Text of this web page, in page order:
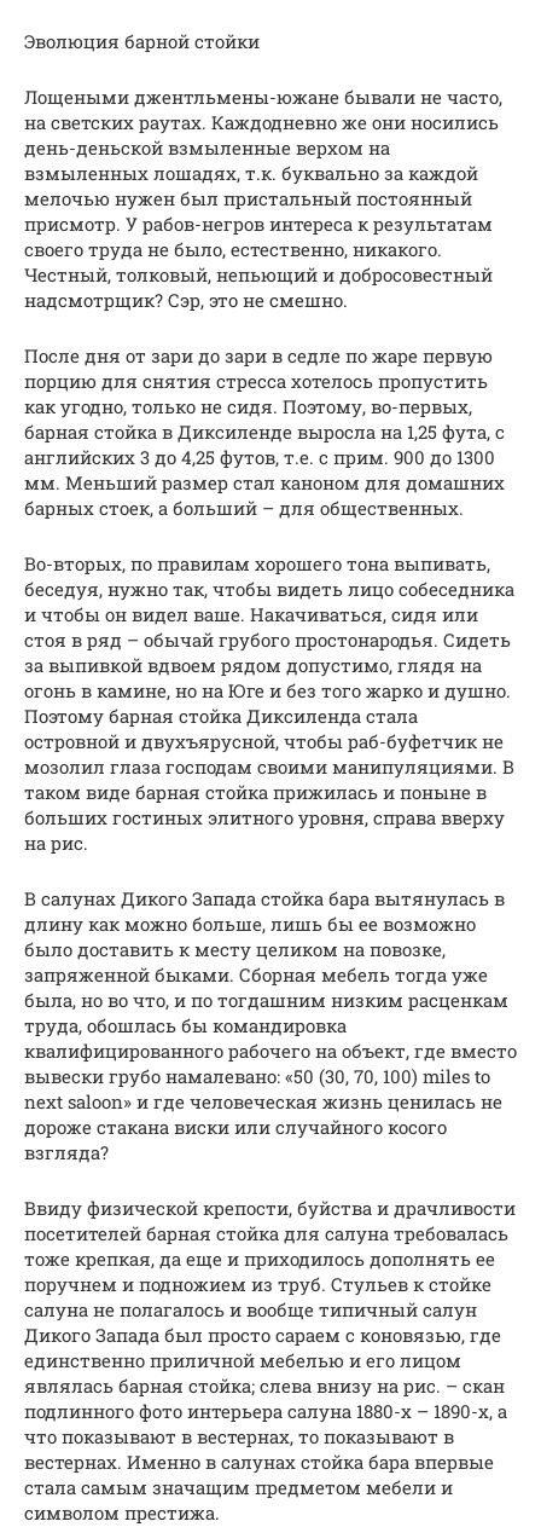
Эволюция барной стойки
Лощеными джентльмены-южане бывали не часто,
на светских раутах. Каждодневно же они носились
день-деньской взмыленные верхом на
взмыленных лошадях, т.к. буквально за каждой
мелочью нужен был пристальный постоянный
присмотр. У рабов-негров интереса к результатам
своего труда не было, естественно, никакого.
Честный, толковый, непьющий и добросовестный
надсмотрщик? Сэр, это не смешно.
После дня от зари до зари в седле по жаре первую
порцию для снятия стресса хотелось пропустить
как угодно, только не сидя. Поэтому, во-первых,
барная стойка в Диксиленде выросла на 1,25 фута, с
английских 3 до 4,25 футов, т.е. с прим. 900 до 1300
мм. Меньший размер стал каноном для домашних
барных стоек, а больший – для общественных.
Во-вторых, по правилам хорошего тона выпивать,
беседуя, нужно так, чтобы видеть лицо собеседника
и чтобы он видел ваше. Накачиваться, сидя или
стоя в ряд – обычай грубого простонародья. Сидеть
за выпивкой вдвоем рядом допустимо, глядя на
огонь в камине, но на Юге и без того жарко и душно.
Поэтому барная стойка Диксиленда стала
островной и двухъярусной, чтобы раб-буфетчик не
мозолил глаза господам своими манипуляциями. В
таком виде барная стойка прижилась и поныне в
больших гостиных элитного уровня, справа вверху
на рис.
В салунах Дикого Запада стойка бара вытянулась в
длину как можно больше, лишь бы ее возможно
было доставить к месту целиком на повозке,
запряженной быками. Сборная мебель тогда уже
была, но во что, и по тогдашним низким расценкам
труда, обошлась бы командировка
квалифицированного рабочего на объект, где вместо
вывески грубо намалевано: «50 (30, 70, 100) miles to
next saloon» и где человеческая жизнь ценилась не
дороже стакана виски или случайного косого
взгляда?
Ввиду физической крепости, буйства и драчливости
посетителей барная стойка для салуна требовалась
тоже крепкая, да еще и приходилось дополнять ее
поручнем и подножием из труб. Стульев к стойке
салуна не полагалось и вообще типичный салун
Дикого Запада был просто сараем с коновязью, где
единственно приличной мебелью и его лицом
являлась барная стойка; слева внизу на рис. – скан
подлинного фото интерьера салуна 1880-х – 1890-х, а
что показывают в вестернах, то показывают в
вестернах. Именно в салунах стойка бара впервые
стала самым значащим предметом мебели и
символом престижа.